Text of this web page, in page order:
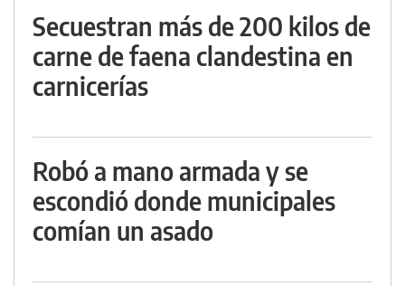
Secuestran más de 200 kilos de
carne de faena clandestina en
carnicerías
Robó a mano armada y se
escondió donde municipales
comían un asado